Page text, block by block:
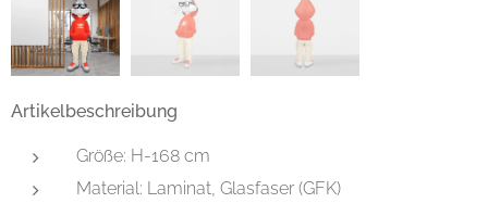
Artikelbeschreibung
Größe: H-168 cm
Material: Laminat, Glasfaser (GFK)